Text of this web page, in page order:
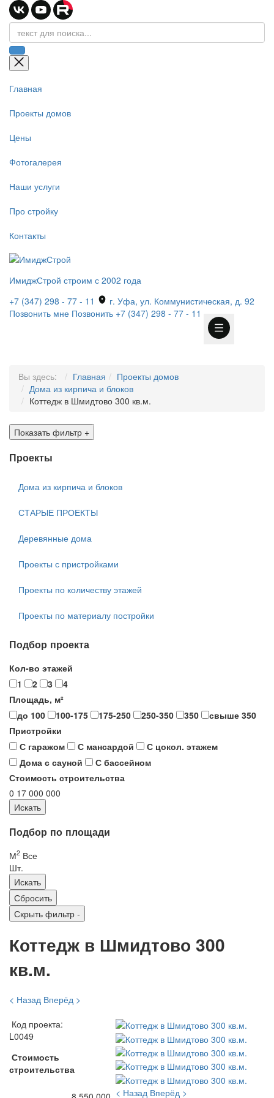
Главная
Проекты домов
Цены
Фотогалерея
Наши услуги
Про стройку
Контакты
ИмиджСтрой строим с 2002 года
+7 (347) 298 - 77 - 11
г. Уфа, ул. Коммунистическая, д. 92
Позвонить мне Позвонить +7 (347) 298 - 77 - 11
Вы здесь: Главная
Проекты домов
Дома из кирпича и блоков
Коттедж в Шмидтово 300 кв.м.
Показать фильтр +
Проекты
Дома из кирпича и блоков
СТАРЫЕ ПРОЕКТЫ
Деревянные дома
Проекты с пристройками
Проекты по количеству этажей
Проекты по материалу постройки
Подбор проекта
Кол-во этажей
1
2 3
4
Площадь, м²
до 100
100-175 175-250 250-350 350
свыше 350
Пристройки
С гаражом
С мансардой
С цокол. этажем
Дома с сауной
С бассейном
Стоимость строительства
0 17 000 000
Подбор по площади
М2 Все
Шт.
Скрыть фильтр -
Коттедж в Шмидтово 300
кв.м.
< Назад Вперёд >
Код проекта:
L0049
Стоимость
строительства
< Назад Вперёд >